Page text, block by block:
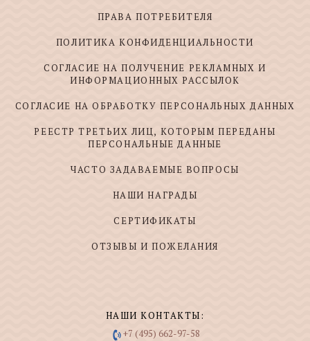
ПРАВА ПОТРЕБИТЕЛЯ
ПОЛИТИКА КОНФИДЕНЦИАЛЬНОСТИ
СОГЛАСИЕ НА ПОЛУЧЕНИЕ РЕКЛАМНЫХ И
ИНФОРМАЦИОННЫХ РАССЫЛОК
СОГЛАСИЕ НА ОБРАБОТКУ ПЕРСОНАЛЬНЫХ ДАННЫХ
РЕЕСТР ТРЕТЬИХ ЛИЦ, КОТОРЫМ ПЕРЕДАНЫ
ПЕРСОНАЛЬНЫЕ ДАННЫЕ
ЧАСТО ЗАДАВАЕМЫЕ ВОПРОСЫ
НАШИ НАГРАДЫ
СЕРТИФИКАТЫ
ОТЗЫВЫ И ПОЖЕЛАНИЯ
НАШИ КОНТАКТЫ:
+7 (495) 662-97-58